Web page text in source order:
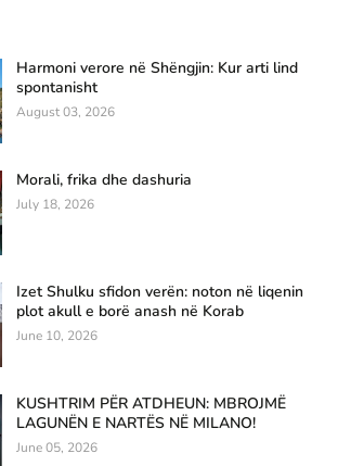
Harmoni verore në Shëngjin: Kur arti lind
spontanisht
August 03, 2026
Morali, frika dhe dashuria
July 18, 2026
Izet Shulku sfidon verën: noton në liqenin
plot akull e borë anash në Korab
June 10, 2026
KUSHTRIM PËR ATDHEUN: MBROJMË
LAGUNËN E NARTËS NË MILANO!
June 05, 2026